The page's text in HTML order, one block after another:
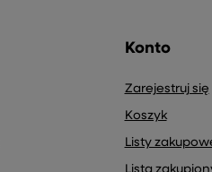
Konto
Zarejestruj się
Koszyk
Listy
Lista